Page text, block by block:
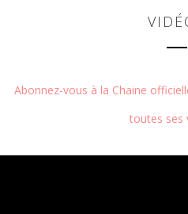
Abonnez-vous à la Chaine
toutes ses